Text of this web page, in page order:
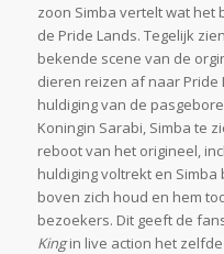
zoon Simba vertelt wat het
de Pride Lands. Tegelijk
bekende scene van de
dieren reizen af naar Pride
huldiging van de
Koningin Sarabi, Simba te
reboot van het origineel,
huldiging voltrekt en
boven zich houd en hem
bezoekers. Dit geeft de
Kingin live action het